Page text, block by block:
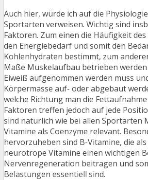
Auch hier, würde ich auf die
Sportarten verweisen. Wichtig sind
Faktoren. Zum einen die Häufigkeit
den Energiebedarf und somit den
Kohlenhydraten bestimmt, zum
Maße Muskelaufbau betrieben werden
Eiweiß aufgenommen werden muss
Körpermasse auf- oder abgebaut
welche Richtung man die
Faktoren treffen jedoch auf jede
sind natürlich wie bei allen Sportarten
Vitamine als Coenzyme relevant.
hervorzuheben sind B-Vitamine, die
neurotrope Vitamine einen wichtigen
Nervenregeneration beitragen und
Belastungen essentiell sind.